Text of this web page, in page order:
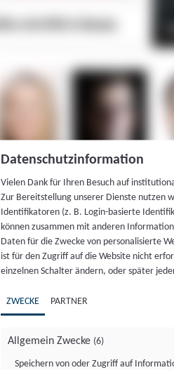
Datenschutzinformation
Vielen Dank für Ihren Besuch auf
Zur Bereitstellung unserer Dienste nutzen
Identifikatoren (z. B. Login-basierte
können zusammen mit anderen
Daten für die Zwecke von personalisierte
ist für den Zugriff auf die Website nicht
einzelnen Schalter ändern, oder später
ZWECKE PARTNER
Allgemein Zwecke (6)
Speichern von oder Zugriff auf